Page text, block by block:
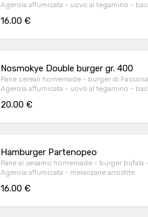
Agerola affumicata - uovo al tegamino -
16.00 €
Nosmokye Double burger gr. 400
Pane cereali homemade - burger di
Agerola affumicata - uovo al tegamino -
20.00 €
Hamburger Partenopeo
Pane al sesamo homemade - burger
Agerola affumicata - melanzane arrostite
16.00 €